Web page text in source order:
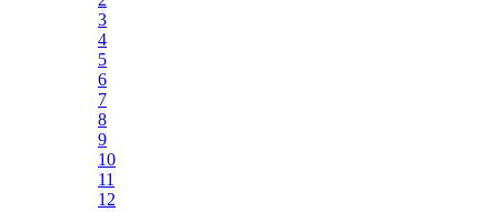
3
4
5
6
7
8
9
10
11
12